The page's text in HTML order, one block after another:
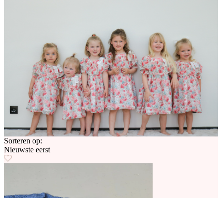
Sorteren op:
Nieuwste eerst